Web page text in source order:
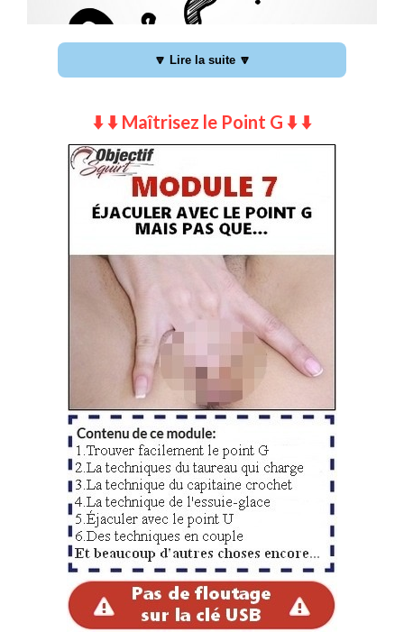
1# Quel image avez-vous de vous-
Est-ce que vous vous aimez ?
C’est une question cruciale qu’on abordera dans ma
méthode car elle a un impact sur vous car en effet,
comment peut-on donner du plaisir si :
on a un jugement négatif sur son propre
physique
nous sommes obnubilés par la taille
faussementtrop petite de notre sexe
on se demande si au final on plait vraiment
à la partenaire qui partage notre lit et si
elle ne reste pas avec nous tout
simplement parce-qu’elle n’a pas encore
trouvé mieux…
… mais l’impact est avant tout sur votre petite amie qui
ne peut pas être libérée de ses propres doutes si vous
🔽 Lire la suite 🔽
⬇️ ⬇️ Maîtrisez le Point G ⬇️ ⬇️